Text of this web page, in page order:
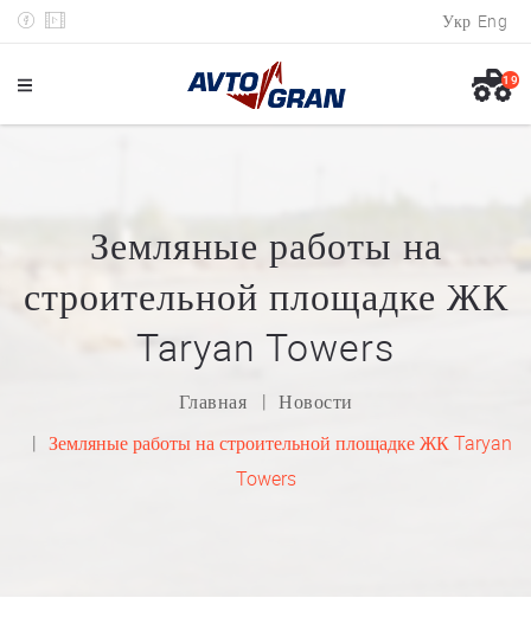
Укр Eng
19
Земляные работы на
строительной площадке ЖК
Taryan Towers
Главная
Новости
Земляные работы на строительной площадке ЖК Taryan
Towers